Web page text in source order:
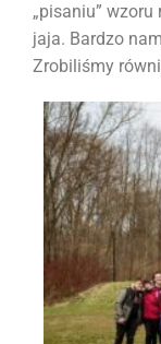
„pisaniu”
jaja. Bardzo
Zrobiliśmy